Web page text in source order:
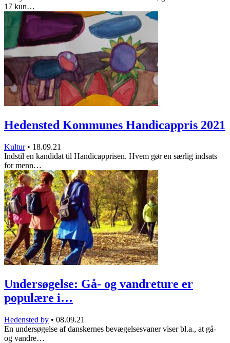
17 kun…
Hedensted Kommunes Handicappris 2021
Kultur • 18.09.21
Indstil en kandidat til Handicapprisen. Hvem gør en særlig indsats
for menn…
Undersøgelse: Gå- og vandreture er
populære i…
Hedensted by • 08.09.21
En undersøgelse af danskernes bevægelsesvaner viser bl.a., at gå-
og vandre…